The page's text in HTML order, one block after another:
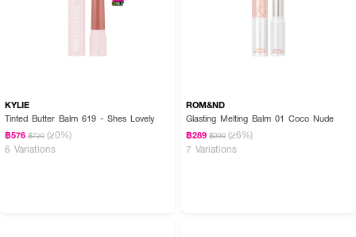
KYLIE
Tinted Butter Balm 619 - Shes Lovely
฿576 ฿720 (20%)
6 Variations
ROM&ND
Glasting Melting Balm 01 Coco Nude
฿289 ฿390 (26%)
7 Variations